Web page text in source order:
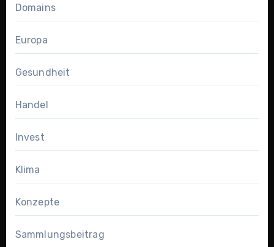
Domains
Europa
Gesundheit
Handel
Invest
Klima
Konzepte
Sammlungsbeitrag